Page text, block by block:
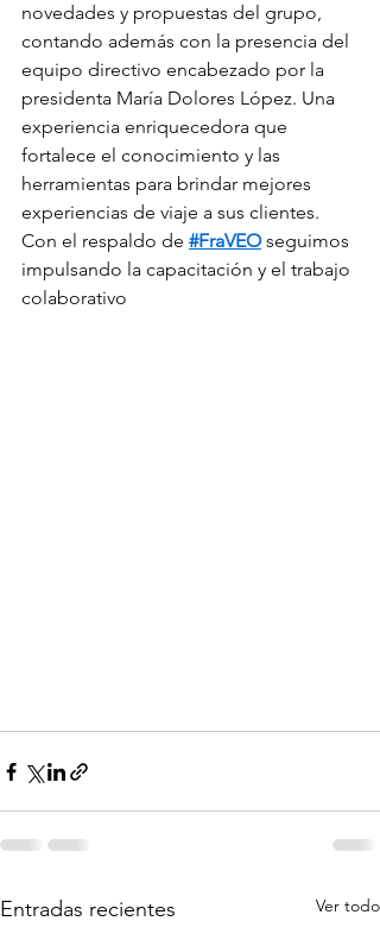
novedades y propuestas del grupo,
contando además con la presencia del
equipo directivo encabezado por la
presidenta María Dolores López. Una
experiencia enriquecedora que
fortalece el conocimiento y las
herramientas para brindar mejores
experiencias de viaje a sus clientes.
Con el respaldo de #FraVEO seguimos
impulsando la capacitación y el trabajo
colaborativo
Entradas recientes Ver todo